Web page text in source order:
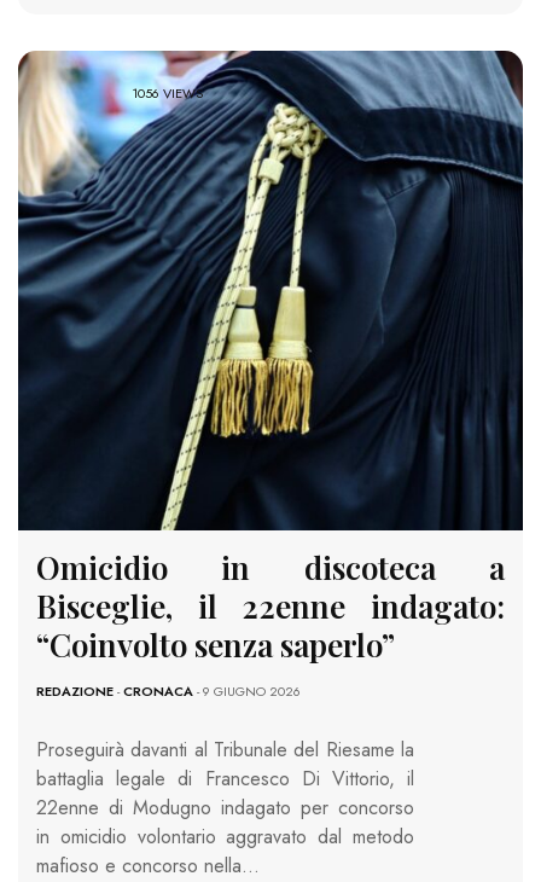
1056 VIEWS
Omicidio in discoteca a
Bisceglie, il 22enne indagato:
“Coinvolto senza saperlo”
REDAZIONE-CRONACA- 9 GIUGNO 2026
Proseguirà davanti al Tribunale del Riesame la
battaglia legale di Francesco Di Vittorio, il
22enne di Modugno indagato per concorso
in omicidio volontario aggravato dal metodo
mafioso e concorso nella…